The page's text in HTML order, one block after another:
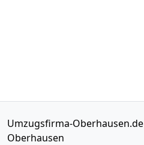
Umzugsfirma-Oberhausen.de
Oberhausen